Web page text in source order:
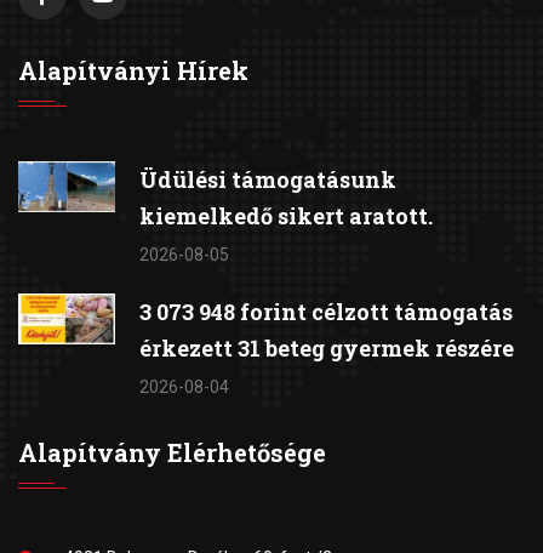
Alapítványi Hírek
Üdülési támogatásunk
kiemelkedő sikert aratott.
2026-08-05
3 073 948 forint célzott támogatás
érkezett 31 beteg gyermek részére
2026-08-04
Alapítvány Elérhetősége